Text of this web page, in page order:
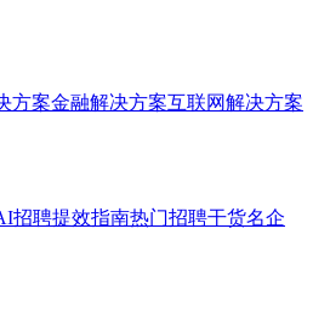
方案金融解决方案互联网解决方案
招聘提效指南热门招聘干货名企